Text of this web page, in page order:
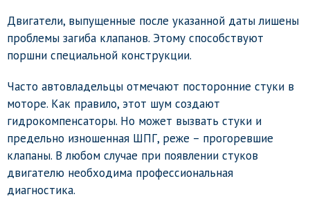
Двигатели, выпущенные после указанной даты лишены
проблемы загиба клапанов. Этому способствуют
поршни специальной конструкции.
Часто автовладельцы отмечают посторонние стуки в
моторе. Как правило, этот шум создают
гидрокомпенсаторы. Но может вызвать стуки и
предельно изношенная ШПГ, реже – прогоревшие
клапаны. В любом случае при появлении стуков
двигателю необходима профессиональная
диагностика.